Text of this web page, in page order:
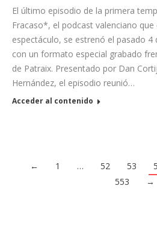
El último episodio de la primera
Fracaso*, el podcast valenciano
espectáculo, se estrenó el pasado 4
con un formato especial grabado
de Patraix. Presentado por Dan
Hernández, el episodio reunió…
Acceder al contenido
← 1 … 52 53
553
→